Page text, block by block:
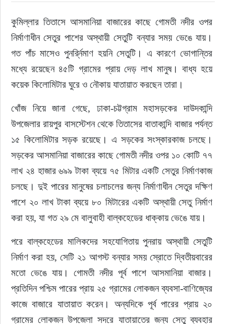
রাজনীতি
নির্বাচন
আলোচিত সংবাদ
ই-পেপার
কুমিল্লার তিতাসে আসমানিয়া বাজারের কাছে গোমতী নদীর ওপর
নির্মাণাধীন সেতুর পাশের অস্থায়ী সেতুটি বন্যার সময় ভেঙে যায়।
গত পাঁচ মাসেও পুনর্র্নিমাণ হয়নি সেতুটি। এ কারণে ভোগান্তির
মধ্যে রয়েছেন ৪৫টি গ্রামের প্রায় দেড় লাখ মানুষ। বাধ্য হয়ে
কয়েক কিলোমিটার ঘুরে ও নৌকায় যাতায়াত করছেন তারা।
খোঁজ নিয়ে জানা গেছে, ঢাকা-চট্টগ্রাম মহাসড়কের দাউদকান্দি
উপজেলার রায়পুর বাসস্টেশন থেকে তিতাসের বাতাকান্দি বাজার পর্যন্ত
১৫ কিলোমিটার সড়ক রয়েছে। এ সড়কের সংস্কারকাজ চলছে।
সড়কের আসমানিয়া বাজারের কাছে গোমতী নদীর ওপর ১০ কোটি ৭৭
লাখ ২৪ হাজার ৬৯৯ টাকা ব্যয়ে ৭৫ মিটার একটি সেতুর নির্মাণকাজ
চলছে। দুই পারের মানুষের চলাচলের জন্য নির্মাণাধীন সেতুর দক্ষিণ
পাশে ২০ লাখ টাকা ব্যয়ে ৮০ মিটারের একটি অস্থায়ী সেতু নির্মাণ
করা হয়, যা গত ২৯ মে বালুবাহী বাল্কহেডের ধাক্কায় ভেঙে যায়।
পরে বাল্কহেডের মালিকদের সহযোগিতায় পুনরায় অস্থায়ী সেতুটি
নির্মাণ করা হয়, সেটি ২১ আগস্ট বন্যার সময় স্রোতে দ্বিতীয়বারের
মতো ভেঙে যায়। গোমতী নদীর পূর্ব পাশে আসমানিয়া বাজার।
প্রতিদিন পশ্চিম পারের প্রায় ২৫ গ্রামের লোকজন ব্যবসা-বাণিজ্যের
কাজে বাজারে যাতায়াত করেন। অন্যদিকে পূর্ব পারের প্রায় ২০
গ্রামের লোকজন উপজেলা সদরে যাতায়াতের জন্য সেতু ব্যবহার